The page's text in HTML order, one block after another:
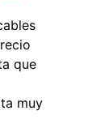
que
muy